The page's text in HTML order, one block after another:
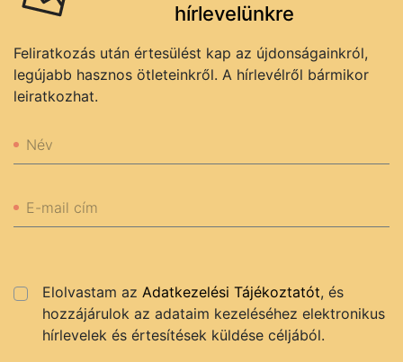
hírlevelünkre
Feliratkozás után értesülést kap az újdonságainkról,
legújabb hasznos ötleteinkről. A hírlevélről bármikor
leiratkozhat.
Név
E-mail cím
Elolvastam az Adatkezelési Tájékoztatót, és
hozzájárulok az adataim kezeléséhez elektronikus
hírlevelek és értesítések küldése céljából.